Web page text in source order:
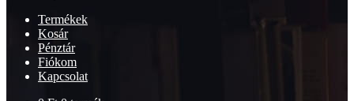
Termékek
Kosár
Pénztár
Fiókom
Kapcsolat